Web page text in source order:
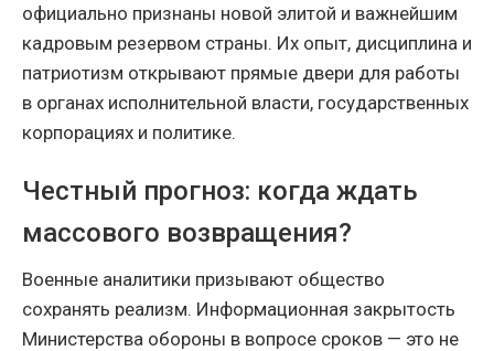
официально признаны новой элитой и важнейшим
кадровым резервом страны. Их опыт, дисциплина и
патриотизм открывают прямые двери для работы
в органах исполнительной власти, государственных
корпорациях и политике.
Честный прогноз: когда ждать
массового возвращения?
Военные аналитики призывают общество
сохранять реализм. Информационная закрытость
Министерства обороны в вопросе сроков — это не